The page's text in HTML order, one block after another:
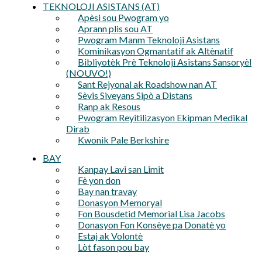
TEKNOLOJI ASISTANS (AT)
Apèsi sou Pwogram yo
Aprann plis sou AT
Pwogram Manm Teknoloji Asistans
Kominikasyon Ogmantatif ak Altènatif
Bibliyotèk Prè Teknoloji Asistans Sansoryèl
(NOUVO!)
Sant Rejyonal ak Roadshow nan AT
Sèvis Siveyans Sipò a Distans
Ranp ak Resous
Pwogram Reyitilizasyon Ekipman Medikal
Dirab
Kwonik Pale Berkshire
BAY
Kanpay Lavi san Limit
Fè yon don
Bay nan travay
Donasyon Memoryal
Fon Bousdetid Memorial Lisa Jacobs
Donasyon Fon Konsèye pa Donatè yo
Estaj ak Volontè
Lòt fason pou bay